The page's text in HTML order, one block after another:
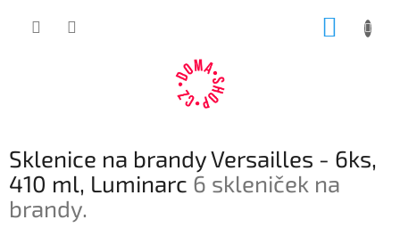
Sklenice na brandy Versailles - 6ks,
410 ml, Luminarc 6 skleniček na
brandy.